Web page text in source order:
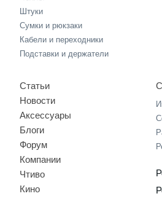
Штуки
Сумки и рюкзаки
Кабели и переходники
Подставки и держатели
Статьи
Новости
Аксессуары
Блоги
Форум
Компании
Чтиво
Кино